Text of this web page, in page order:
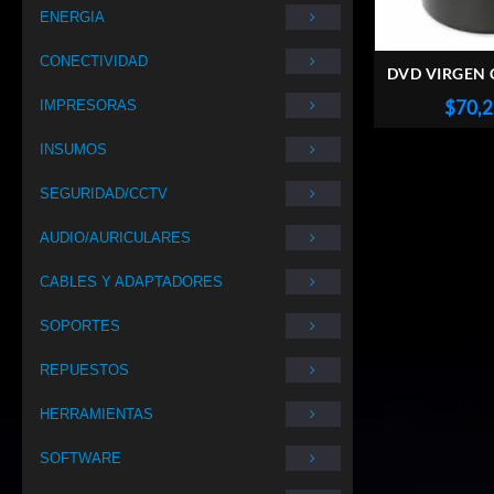
ENERGIA
CONECTIVIDAD
IMPRESORAS
INSUMOS
SEGURIDAD/CCTV
AUDIO/AURICULARES
CABLES Y ADAPTADORES
SOPORTES
REPUESTOS
HERRAMIENTAS
SOFTWARE
DVD VIRGEN
16X X100
$